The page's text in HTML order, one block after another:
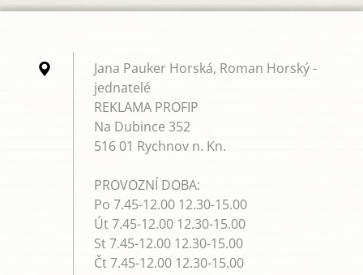
Jana Pauker Horská, Roman Horský -
jednatelé
REKLAMA PROFIP
Na Dubince 352
516 01 Rychnov n. Kn.
PROVOZNÍ DOBA:
Po 7.45-12.00 12.30-15.00
Út 7.45-12.00 12.30-15.00
St 7.45-12.00 12.30-15.00
Čt 7.45-12.00 12.30-15.00